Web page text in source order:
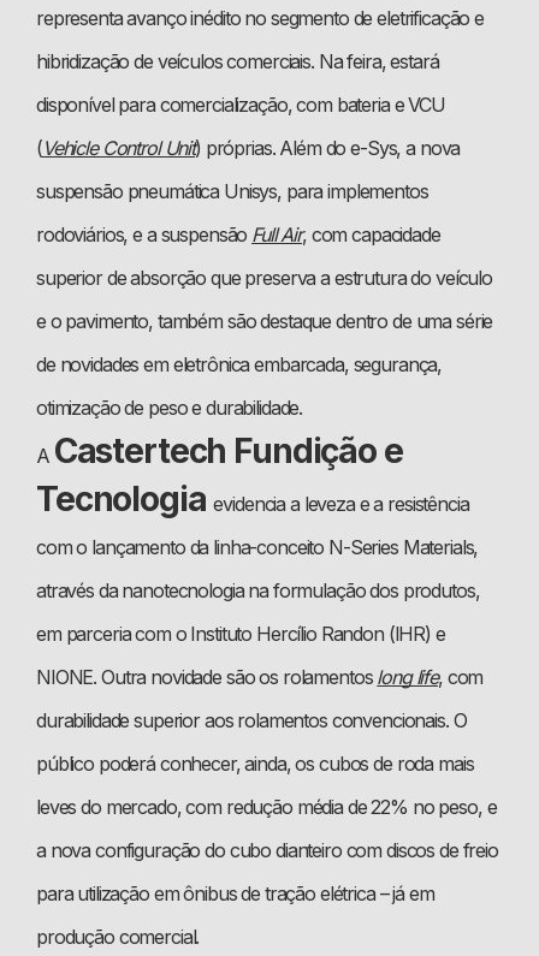
representa avanço inédito no segmento de eletrificação e
hibridização de veículos comerciais. Na feira, estará
disponível para comercialização, com bateria e VCU
(Vehicle Control Unit) próprias. Além do e-Sys, a nova
suspensão pneumática Unisys, para implementos
rodoviários, e a suspensão Full Air, com capacidade
superior de absorção que preserva a estrutura do veículo
e o pavimento, também são destaque dentro de uma série
de novidades em eletrônica embarcada, segurança,
otimização de peso e durabilidade.
A Castertech Fundição e
Tecnologiaevidencia a leveza e a resistência
com o lançamento da linha-conceito N-Series Materials,
através da nanotecnologia na formulação dos produtos,
em parceria com o Instituto Hercílio Randon (IHR) e
NIONE. Outra novidade são os rolamentos long life, com
durabilidade superior aos rolamentos convencionais. O
público poderá conhecer, ainda, os cubos de roda mais
leves do mercado, com redução média de 22% no peso, e
a nova configuração do cubo dianteiro com discos de freio
para utilização em ônibus de tração elétrica – já em
produção comercial.